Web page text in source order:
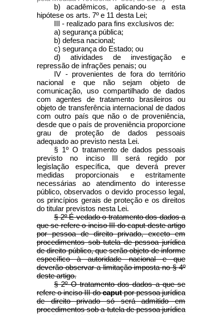
b) acadêmicos, aplicando-se a esta
hipótese os arts. 7º e 11 desta Lei;
III - realizado para fins exclusivos de:
a) segurança pública;
b) defesa nacional;
c) segurança do Estado; ou
d) atividades de investigação e
repressão de infrações penais; ou
IV - provenientes de fora do território
nacional e que não sejam objeto de
comunicação, uso compartilhado de dados
com agentes de tratamento brasileiros ou
objeto de transferência internacional de dados
com outro país que não o de proveniência,
desde que o país de proveniência proporcione
grau de proteção de dados pessoais
adequado ao previsto nesta Lei.
§ 1º O tratamento de dados pessoais
previsto no inciso III será regido por
legislação específica, que deverá prever
medidas proporcionais e estritamente
necessárias ao atendimento do interesse
público, observados o devido processo legal,
os princípios gerais de proteção e os direitos
do titular previstos nesta Lei.
§ 2º É vedado o tratamento dos dados a
que se refere o inciso III do caput deste artigo
por pessoa de direito privado, exceto em
procedimentos sob tutela de pessoa jurídica
de direito público, que serão objeto de informe
específico à autoridade nacional e que
deverão observar a limitação imposta no § 4º
deste artigo.
§ 2º O tratamento dos dados a que se
refere o inciso III docaputpor pessoa jurídica
de direito privado só será admitido em
procedimentos sob a tutela de pessoa jurídica